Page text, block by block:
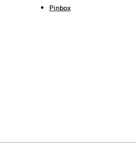
Pinbox